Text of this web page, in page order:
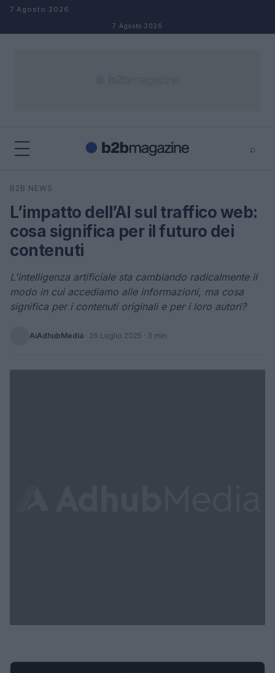
Salta al contenuto
7 Agosto 2026
7 Agosto 2026
⌕
Cerca
B2B NEWS
L’impatto dell’AI sul traffico web:
cosa significa per il futuro dei
contenuti
L'intelligenza artificiale sta cambiando radicalmente il
modo in cui accediamo alle informazioni, ma cosa
significa per i contenuti originali e per i loro autori?
AiAdhubMedia · 26 Luglio 2025 · 3 min